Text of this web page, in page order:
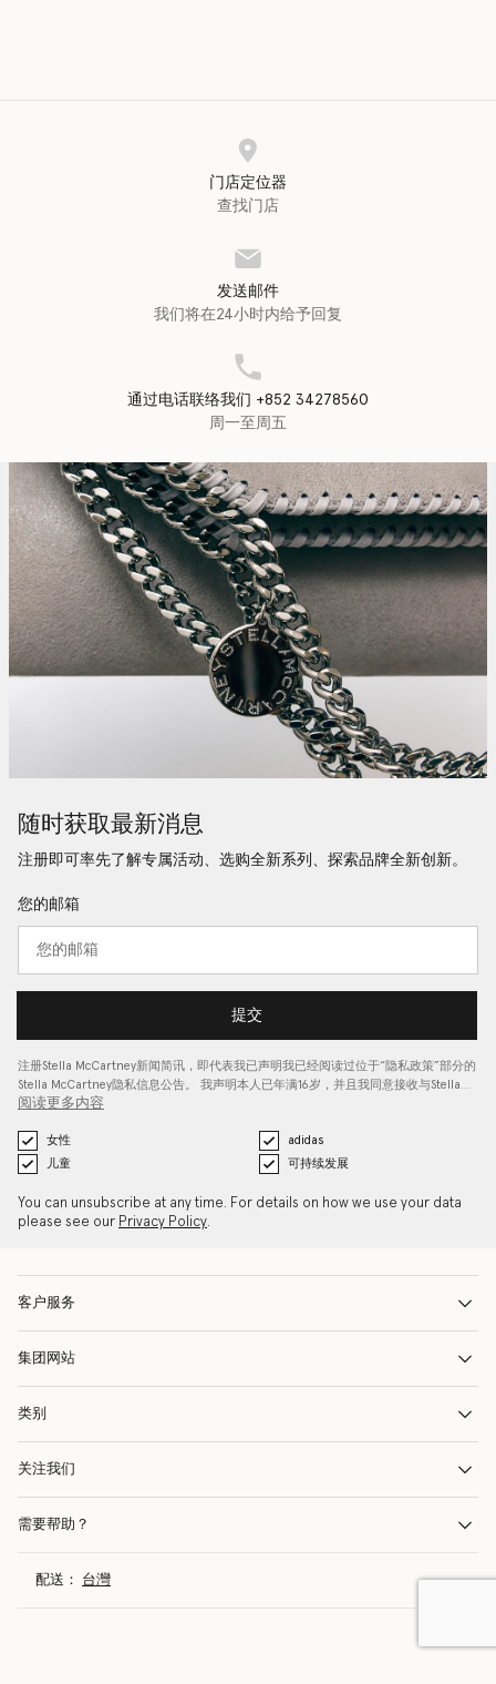
门店定位器
查找门店
发送邮件
我们将在24小时内给予回复
通过电话联络我们 +852 34278560
周一至周五
随时获取最新消息
注册即可率先了解专属活动、选购全新系列、探索品牌全新创新。
您的邮箱
提交
注册Stella McCartney新闻简讯，即代表我已声明我已经阅读过位于“隐私政策”部分的
Stella McCartney隐私信息公告。 我声明本人已年满16岁，并且我同意接收与Stella…
阅读更多内容
女性
adidas
儿童
可持续发展
You can unsubscribe at any time. For details on how we use your data
please see our Privacy Policy.
客户服务
集团网站
类别
关注我们
需要帮助？
配送： 台灣